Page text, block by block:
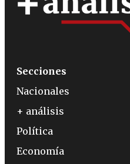
Secciones
Nacionales
+ análisis
Política
Economía